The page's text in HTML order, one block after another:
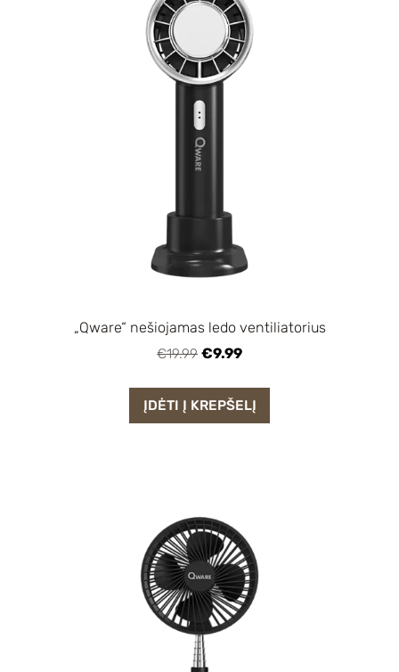
„Qware“ nešiojamas ledo ventiliatorius
€19.99 €9.99
ĮDĖTI Į KREPŠELĮ